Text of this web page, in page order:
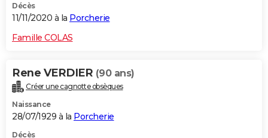
Décès
11/11/2020 à la Porcherie
Famille COLAS
Rene VERDIER (90 ans)
Créer une cagnotte obsèques
Naissance
28/07/1929 à la Porcherie
Décès